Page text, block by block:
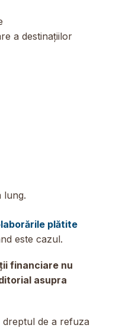
a destinațiilor
lung.
plătite
este cazul.
financiare nu
asupra
de a refuza